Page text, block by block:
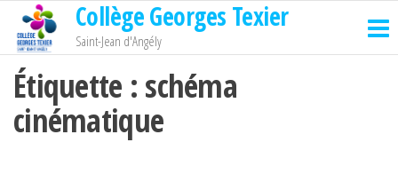
Passer
contenu
Collège Georges Texier
Saint-Jean d'Angély
Étiquette : schéma
cinématique